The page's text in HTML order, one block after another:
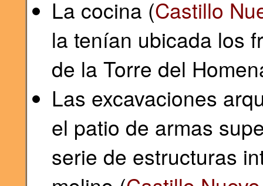
La cocina (Castillo
la tenían ubicada los
de la Torre del
Las excavaciones
el patio de armas
serie de estructuras